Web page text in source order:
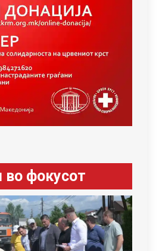
во фокусот